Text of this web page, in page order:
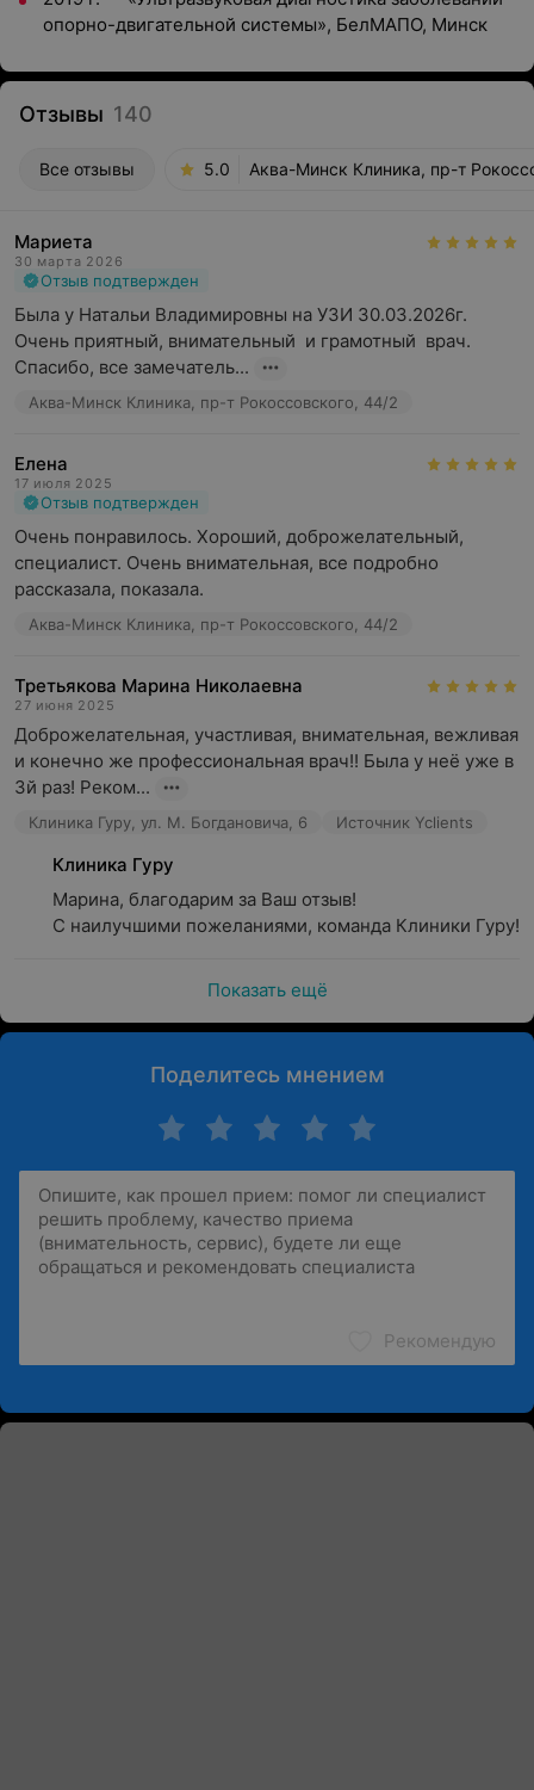
опорно-двигательной системы», БелМАПО, Минск
Отзывы 140
Все отзывы 5.0 Аква-Минск Клиника, пр-т
Мариета
30 марта 2026
Отзыв подтвержден
Была у Натальи Владимировны на УЗИ 30.03.2026г.
Очень приятный, внимательный  и грамотный  врач.
Спасибо, все замечатель...
Аква-Минск Клиника, пр-т Рокоссовского, 44/2
Елена
17 июля 2025
Отзыв подтвержден
Очень понравилось. Хороший, доброжелательный,
специалист. Очень внимательная, все подробно
рассказала, показала.
Аква-Минск Клиника, пр-т Рокоссовского, 44/2
Третьякова Марина Николаевна
27 июня 2025
Доброжелательная, участливая, внимательная, вежливая
и конечно же профессиональная врач!! Была у неё уже в
3й раз! Реком...
Клиника Гуру, ул. М. Богдановича, 6 Источник Yclients
Клиника Гуру
Марина, благодарим за Ваш отзыв!
С наилучшими пожеланиями, команда Клиники Гуру!
Показать ещё
Поделитесь мнением
Рекомендую